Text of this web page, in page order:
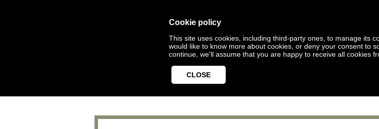
Cookie policy
This site uses cookies, including third-party ones, to manage its
would like to know more about cookies, or deny your consent to
continue, we'll assume that you are happy to receive all cookies
CLOSE